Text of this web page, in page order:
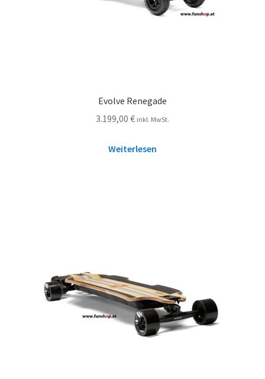
Evolve Renegade
3.199,00 € inkl. MwSt.
Weiterlesen